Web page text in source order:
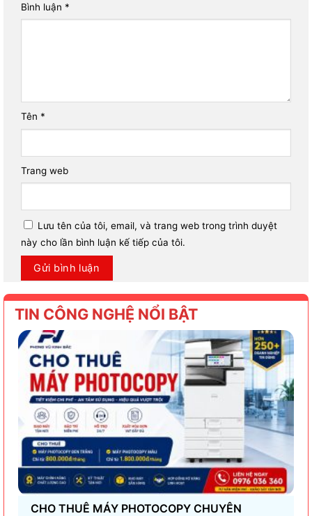
Bình luận *
Tên *
Trang web
Lưu tên của tôi, email, và trang web trong trình duyệt
này cho lần bình luận kế tiếp của tôi.
TIN CÔNG NGHỆ NỔI BẬT
CHO THUÊ MÁY PHOTOCOPY CHUYÊN